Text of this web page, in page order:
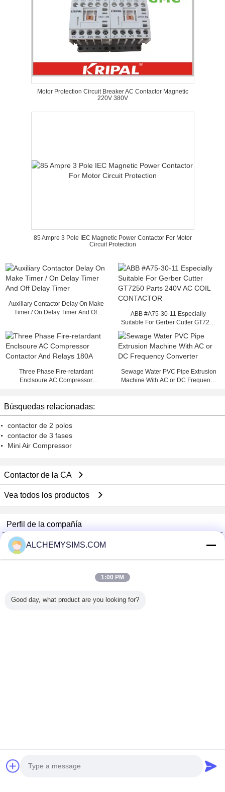
Motor Protection Circuit Breaker AC Contactor Magnetic
220V 380V
85 Ampre 3 Pole IEC Magnetic Power Contactor For Motor
Circuit Protection
Auxiliary Contactor Delay On Make
Timer / On Delay Timer And Off
ABB #A75-30-11 Especially
Suitable For Gerber Cutter GT7250
Parts 240V AC COIL CONTACTOR
Three Phase Fire-retardant
Enclsoure AC Compressor
Sewage Water PVC Pipe Extrusion
Machine With AC or DC Frequency
Búsquedas relacionadas:
contactor de 2 polos
contactor de 3 fases
Mini Air Compressor
Contactor de la CA
Vea todos los productos
Perfil de la compañía
Shenzhen City Breaker Co., Ltd.
proveedores calificados
Verified Suplier
ALCHEMYSIMS.COM
1:00 PM
Good day, what product are you looking for?